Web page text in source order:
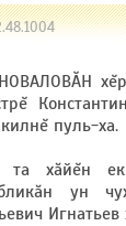
пуль-ха.
та хăйĕн
ун